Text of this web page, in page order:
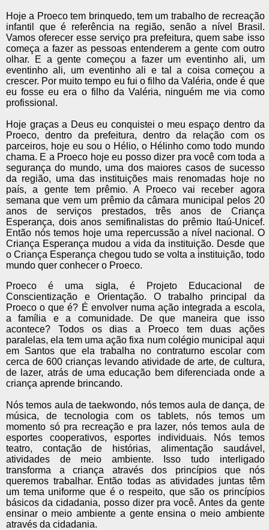
Hoje a Proeco tem brinquedo, tem um trabalho de recreação
infantil que é referência na região, senão a nível Brasil.
Vamos oferecer esse serviço pra prefeitura, quem sabe isso
começa a fazer as pessoas entenderem a gente com outro
olhar. E a gente começou a fazer um eventinho ali, um
eventinho ali, um eventinho ali e tal a coisa começou a
crescer. Por muito tempo eu fui o filho da Valéria, onde é que
eu fosse eu era o filho da Valéria, ninguém me via como
profissional.
Hoje graças a Deus eu conquistei o meu espaço dentro da
Proeco, dentro da prefeitura, dentro da relação com os
parceiros, hoje eu sou o Hélio, o Hélinho como todo mundo
chama. E a Proeco hoje eu posso dizer pra você com toda a
segurança do mundo, uma dos maiores casos de sucesso
da região, uma das instituições mais renomadas hoje no
país, a gente tem prêmio. A Proeco vai receber agora
semana que vem um prêmio da câmara municipal pelos 20
anos de serviços prestados, três anos de Criança
Esperança, dois anos semifinalistas do prêmio Itaú-Unicef.
Então nós temos hoje uma repercussão a nível nacional. O
Criança Esperança mudou a vida da instituição. Desde que
o Criança Esperança chegou tudo se volta a instituição, todo
mundo quer conhecer o Proeco.
Proeco é uma sigla, é Projeto Educacional de
Conscientização e Orientação. O trabalho principal da
Proeco o que é? É envolver numa ação integrada a escola,
a família e a comunidade. De que maneira que isso
acontece? Todos os dias a Proeco tem duas ações
paralelas, ela tem uma ação fixa num colégio municipal aqui
em Santos que ela trabalha no contraturno escolar com
cerca de 600 crianças levando atividade de arte, de cultura,
de lazer, atrás de uma educação bem diferenciada onde a
criança aprende brincando.
Nós temos aula de taekwondo, nós temos aula de dança, de
música, de tecnologia com os tablets, nós temos um
momento só pra recreação e pra lazer, nós temos aula de
esportes cooperativos, esportes individuais. Nós temos
teatro, contação de histórias, alimentação saudável,
atividades de meio ambiente. Isso tudo interligado
transforma a criança através dos princípios que nós
queremos trabalhar. Então todas as atividades juntas têm
um tema uniforme que é o respeito, que são os princípios
básicos da cidadania, posso dizer pra você. Antes da gente
ensinar o meio ambiente a gente ensina o meio ambiente
através da cidadania.